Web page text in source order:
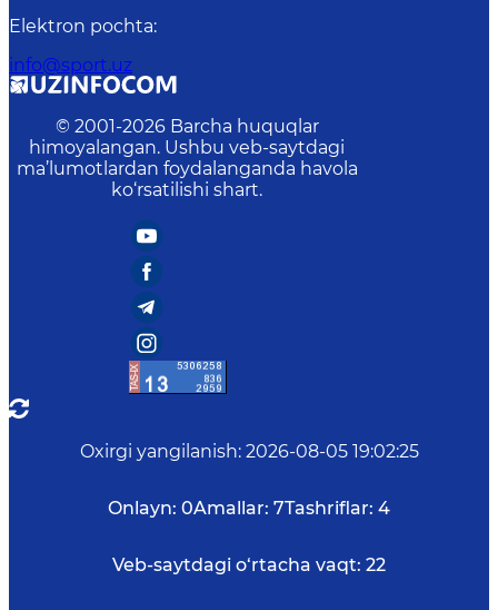
Elektron pochta:
info@sport.uz
© 2001-2026 Barcha huquqlar
himoyalangan. Ushbu veb-saytdagi
ma’lumotlardan foydalanganda havola
ko‘rsatilishi shart.
Oxirgi yangilanish: 2026-08-05 19:02:25
Onlayn: 0Amallar: 7Tashriflar: 4
Veb-saytdagi o‘rtacha vaqt: 22